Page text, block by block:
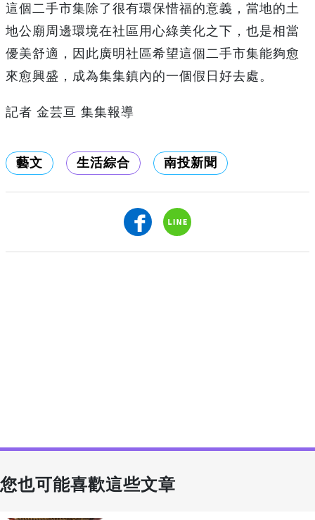
這個二手市集除了很有環保惜福的意義，當地的土
地公廟周邊環境在社區用心綠美化之下，也是相當
優美舒適，因此廣明社區希望這個二手市集能夠愈
來愈興盛，成為集集鎮內的一個假日好去處。
記者 金芸亘 集集報導
藝文 生活綜合 南投新聞
您也可能喜歡這些文章